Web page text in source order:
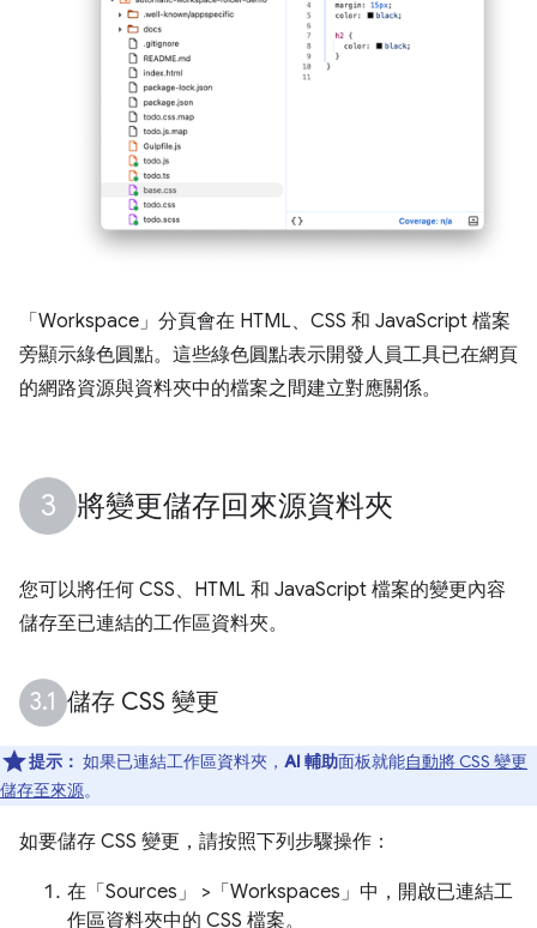
「Workspace」 分頁會在 HTML、CSS 和 JavaScript 檔案
旁顯示綠色圓點。這些綠色圓點表示開發人員工具已在網頁
的網路資源與資料夾中的檔案之間建立對應關係。
將變更儲存回來源資料夾
您可以將任何 CSS、HTML 和 JavaScript 檔案的變更內容
儲存至已連結的工作區資料夾。
儲存 CSS 變更
提示： 如果已連結工作區資料夾， AI 輔助面板就能自動將 CSS 變更
儲存至來源。
如要儲存 CSS 變更，請按照下列步驟操作：
在「Sources」 >「Workspaces」 中，開啟已連結工
作區資料夾中的 CSS 檔案。